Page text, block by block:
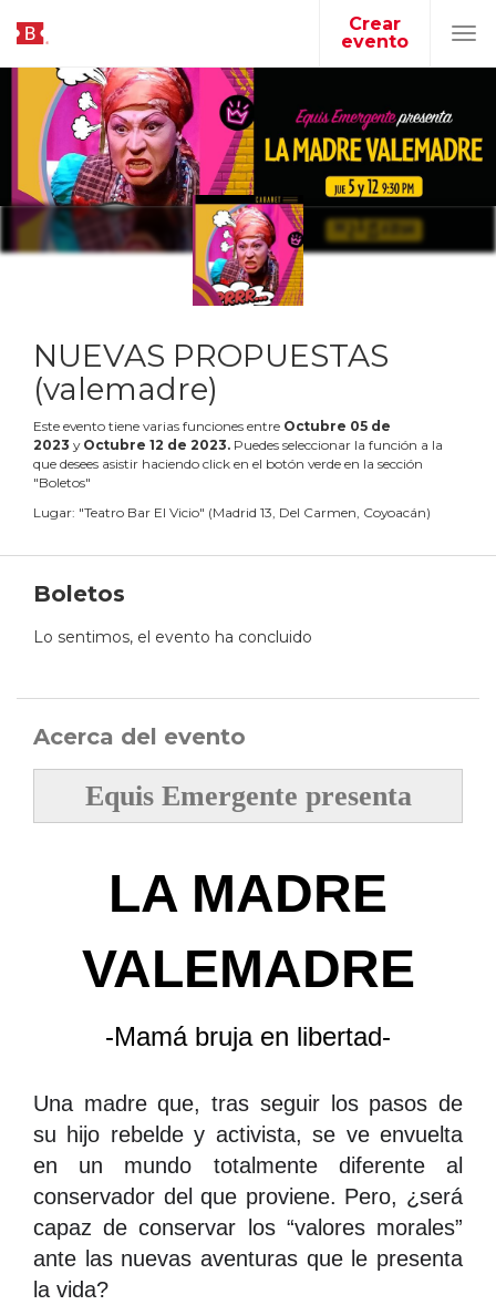
Crear
evento
NUEVAS PROPUESTAS
(valemadre)
Este evento tiene varias funciones entre Octubre 05 de
2023 y Octubre 12 de 2023. Puedes seleccionar la función a la
que desees asistir haciendo click en el botón verde en la sección
"Boletos"
Lugar: "Teatro Bar El Vicio" (Madrid 13, Del Carmen, Coyoacán)
Boletos
Lo sentimos, el evento ha concluido
Acerca del evento
Equis Emergente presenta
LA MADRE
VALEMADRE
-Mamá bruja en libertad-
Una madre que, tras seguir los pasos de
su hijo rebelde y activista, se ve envuelta
en un mundo totalmente diferente al
conservador del que proviene. Pero, ¿será
capaz de conservar los “valores morales”
ante las nuevas aventuras que le presenta
la vida?